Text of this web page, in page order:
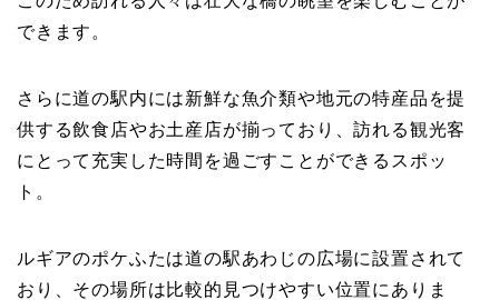
できます。
さらに道の駅内には新鮮な魚介類や地元の特産品を提
供する飲食店やお土産店が揃っており、訪れる観光客
にとって充実した時間を過ごすことができるスポッ
ト。
ルギアのポケふたは道の駅あわじの広場に設置されて
おり、その場所は比較的見つけやすい位置にありま